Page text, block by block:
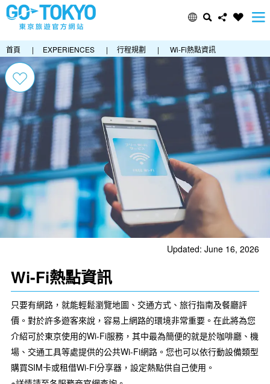
首頁 | EXPERIENCES | 行程規劃 | Wi-Fi熱點資訊
Updated: June 16, 2026
Wi-Fi熱點資訊
只要有網路，就能輕鬆瀏覽地圖、交通方式、旅行指南及餐廳評
價。對於許多遊客來說，容易上網路的環境非常重要。在此將為您
介紹可於東京使用的Wi-Fi服務，其中最為簡便的就是於咖啡廳、機
場、交通工具等處提供的公共Wi-Fi網路。您也可以依行動設備類型
購買SIM卡或租借Wi-Fi分享器，設定熱點供自己使用。